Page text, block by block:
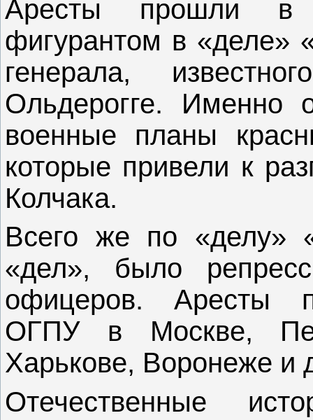
Аресты прошли в
фигурантом в «деле»
генерала,
Ольдерогге. Именно
военные планы
которые привели к
Колчака.
Всего же по «делу»
«дел», было
офицеров. Аресты
ОГПУ в Москве,
Харькове, Воронеже и
Отечественные